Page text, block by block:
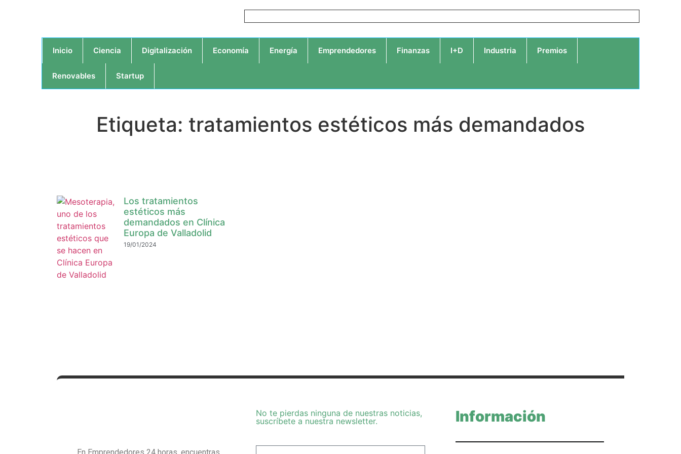
Inicio Ciencia Digitalización Economía Energía Emprendedores Finanzas I+D Industria Premios
Renovables Startup
Etiqueta: tratamientos estéticos más demandados
Los tratamientos
estéticos más
demandados en Clínica
Europa de Valladolid
19/01/2024
No te pierdas ninguna de nuestras noticias,
suscríbete a nuestra newsletter.
Información